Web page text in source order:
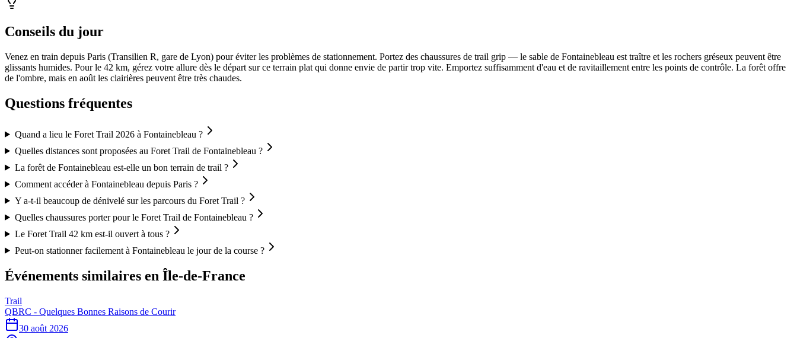
Conseils du jour
Venez en train depuis Paris (Transilien R, gare de Lyon) pour éviter les problèmes de stationnement. Portez des chaussures de trail grip — le sable de Fontainebleau est traître et les rochers gréseux peuvent être
glissants humides. Pour le 42 km, gérez votre allure dès le départ sur ce terrain plat qui donne envie de partir trop vite. Emportez suffisamment d'eau et de ravitaillement entre les points de contrôle. La forêt offre
de l'ombre, mais en août les clairières peuvent être très chaudes.
Questions fréquentes
Quand a lieu le Foret Trail 2026 à Fontainebleau ?
Quelles distances sont proposées au Foret Trail de Fontainebleau ?
La forêt de Fontainebleau est-elle un bon terrain de trail ?
Comment accéder à Fontainebleau depuis Paris ?
Y a-t-il beaucoup de dénivelé sur les parcours du Foret Trail ?
Quelles chaussures porter pour le Foret Trail de Fontainebleau ?
Le Foret Trail 42 km est-il ouvert à tous ?
Peut-on stationner facilement à Fontainebleau le jour de la course ?
Événements similaires en Île-de-France
Trail
QBRC - Quelques Bonnes Raisons de Courir
30 août 2026